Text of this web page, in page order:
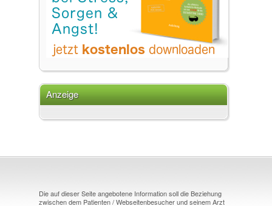
Anzeige
Die auf dieser Seite angebotene Information soll die Beziehung
zwischen dem Patienten / Webseitenbesucher und seinem Arzt